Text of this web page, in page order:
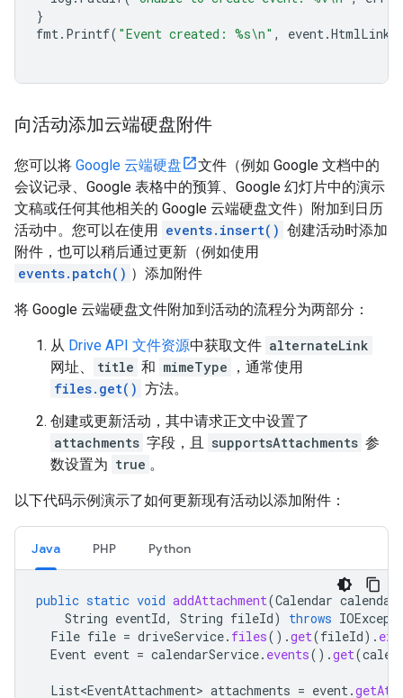
}
fmt. Printf( "Event created: %s\n" , event.HtmlLink
向活动添加云端硬盘附件
您可以将 Google 云端硬盘
文件（例如 Google 文档中的
会议记录、Google 表格中的预算、Google 幻灯片中的演示
文稿或任何其他相关的 Google 云端硬盘文件）附加到日历
活动中。您可以在使用 events.insert() 创建活动时添加
附件，也可以稍后通过更新（例如使用
events.patch() ）添加附件
将 Google 云端硬盘文件附加到活动的流程分为两部分：
从 Drive API 文件资源中获取文件 alternateLink
网址、
title 和 mimeType
，通常使用
files.get() 方法。
创建或更新活动，其中请求正文中设置了
attachments 字段，且 supportsAttachments 参
数设置为 true 。
以下代码示例演示了如何更新现有活动以添加附件：
Java PHP Python
public static void addAttachment(Calendar
String eventId, String fileId) throws
File file = driveService. files().get(fileId).
Event event = calendarService. events().get(
List<EventAttachment> attachments = event.